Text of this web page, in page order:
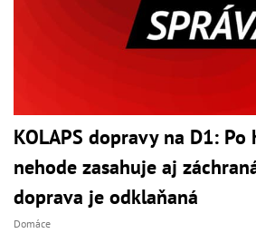
KOLAPS dopravy na D1: Po
nehode zasahuje aj
doprava je odklaňaná
Domáce